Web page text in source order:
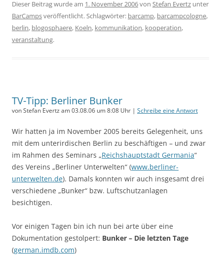
Dieser Beitrag wurde am 1. November 2006von Stefan Evertz unter
BarCampsveröffentlicht. Schlagwörter: barcamp, barcampcologne,
berlin, blogosphaere, Koeln, kommunikation, kooperation,
veranstaltung.
TV-Tipp: Berliner Bunker
von Stefan Evertz am 03.08.06 um 8:08 Uhr | Schreibe eine Antwort
Wir hatten ja im November 2005 bereits Gelegenheit, uns
mit dem unterirdischen Berlin zu beschäftigen – und zwar
im Rahmen des Seminars „Reichshauptstadt Germania“
des Vereins „Berliner Unterwelten“ (www.berliner-
unterwelten.de). Damals konnten wir auch insgesamt drei
verschiedene „Bunker“ bzw. Luftschutzanlagen
besichtigen.
Vor einigen Tagen bin ich nun bei arte über eine
Dokumentation gestolpert: Bunker – Die letzten Tage
(german.imdb.com)